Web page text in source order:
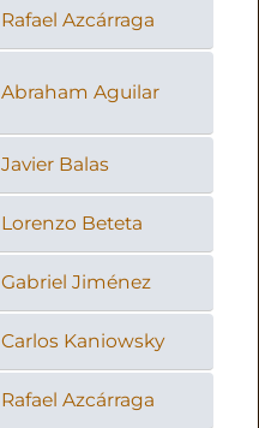
Rafael Azcárraga
Abraham Aguilar
Javier Balas
Lorenzo Beteta
Gabriel Jiménez
Carlos Kaniowsky
Rafael Azcárraga